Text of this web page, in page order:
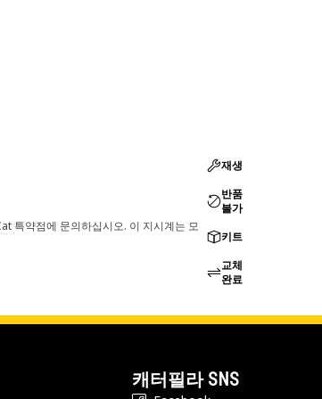
특약점에 문의하십시오. 이 지시계는 모
재생
반품
불가
키트
교체
완료
캐터필라 SNS